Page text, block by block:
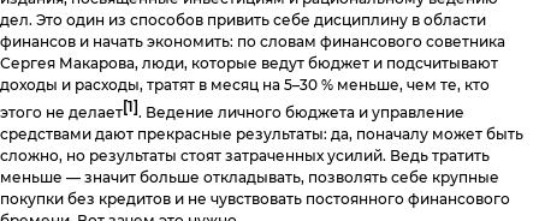
Найти работу
Повысить финграмотность
Анонимный звонок
Вернуться в ЭОС
Поднять кредитный рейтинг
Вопросы и Ответы
Оплатить в магазине
Оплатить в банке
Специальные предложения
Карьера в ЭОС
Документы
Адреса офисов
и терминалов
Реквизиты
Горячая линия
8 800 555 17 10 c 5:00 до 20:00
Анонимный звонок
8 800 775 02 04c 8:00 до 17:00
Сайт для юридических лиц
дел. Это один из способов привить себе дисциплину в области
финансов и начать экономить: по словам финансового советника
Сергея Макарова, люди, которые ведут бюджет и подсчитывают
доходы и расходы, тратят в месяц на 5–30 % меньше, чем те, кто
этого не делает[1]. Ведение личного бюджета и управление
средствами дают прекрасные результаты: да, поначалу может быть
сложно, но результаты стоят затраченных усилий. Ведь тратить
меньше — значит больше откладывать, позволять себе крупные
покупки без кредитов и не чувствовать постоянного финансового